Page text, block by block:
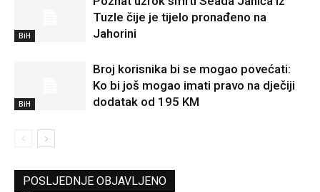
BiH
Tuzle čije je tijelo pronađeno na
Jahorini
BiH
Broj korisnika bi se mogao povećati:
Ko bi još mogao imati pravo na dječiji
dodatak od 195 KM
POSLJEDNJE OBJAVLJENO